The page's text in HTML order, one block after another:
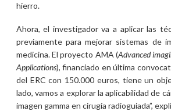
hierro.
Ahora, el investigador va a aplicar las
previamente para mejorar sistemas de
medicina. El proyecto AMA (Advanced
Applications), financiado en última
del ERC con 150.000 euros, tiene un
lado, vamos a explorar la aplicabilidad de
imagen gamma en cirugía radioguiada”,